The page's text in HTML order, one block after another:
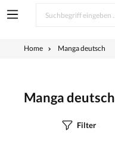
Home Manga deutsch
Manga deutsch
Filter